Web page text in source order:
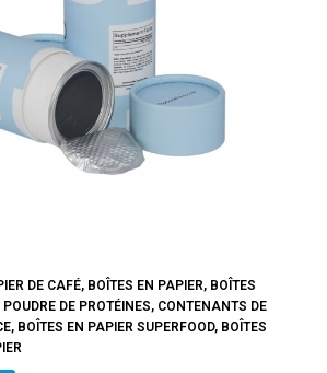
DE CAFÉ, BOÎTES EN PAPIER, BOÎTES
DE PROTÉINES, CONTENANTS DE
, BOÎTES EN PAPIER SUPERFOOD, BOÎTES